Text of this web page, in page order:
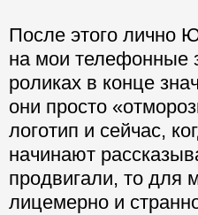
После этого лично
на мои телефонные
роликах в конце
они просто
логотип и сейчас,
начинают
продвигали, то для
лицемерно и